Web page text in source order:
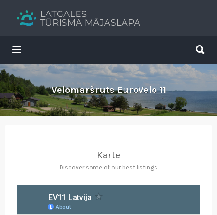
Tavs brīvdienu ceļvedis
Search
for:
for:
Velomaršruts EuroVelo 11
Karte
Discover some of our best listings